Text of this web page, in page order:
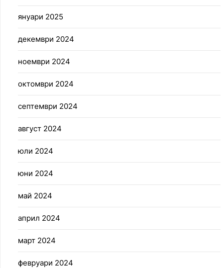
януари 2025
декември 2024
ноември 2024
октомври 2024
септември 2024
август 2024
юли 2024
юни 2024
май 2024
април 2024
март 2024
февруари 2024